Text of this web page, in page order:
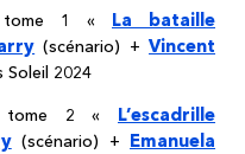
1 « La bataille
(scénario) +Vincent
2024
2 « L’escadrille
(scénario) + Emanuela